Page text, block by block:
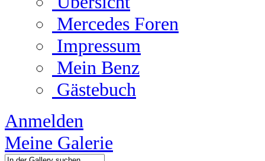
Mercedes Foren
Impressum
Mein Benz
Gästebuch
Anmelden
Meine Galerie